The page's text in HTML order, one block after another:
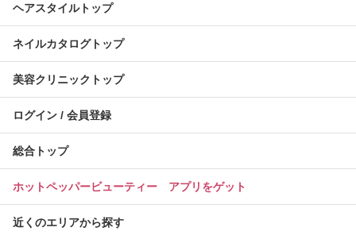
ヘアスタイルトップ
ネイルカタログトップ
美容クリニックトップ
ログイン / 会員登録
総合トップ
ホットペッパービューティー アプリをゲット
近くのエリアから探す